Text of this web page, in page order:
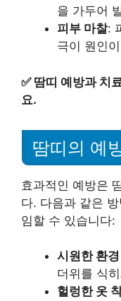
을 가두어
피부 마찰:
극이 원인
✅ 땀띠 예방과 치
요.
땀띠의 예
효과적인 예방은
다. 다음과 같은
임할 수 있습니다:
시원한 환경
더위를 식
헐렁한 옷